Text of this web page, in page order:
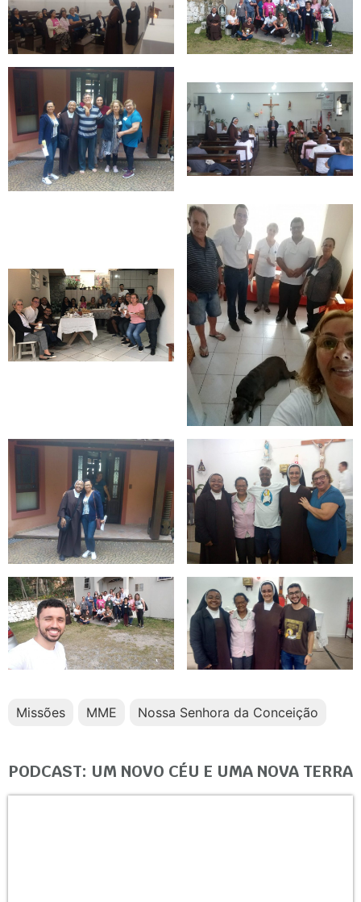
Missões MME Nossa Senhora da Conceição
PODCAST: UM NOVO CÉU E UMA NOVA TERRA